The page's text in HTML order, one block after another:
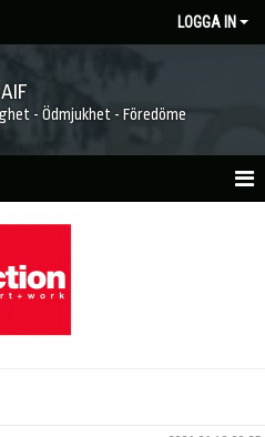
LOGGA IN
- Ödmjukhet - Föredöme